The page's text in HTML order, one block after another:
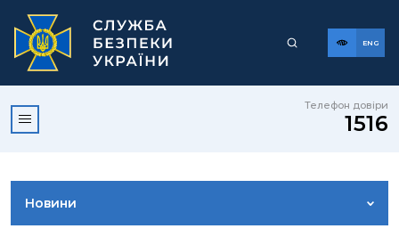
ENG
Телефон довіри
1516
Новини